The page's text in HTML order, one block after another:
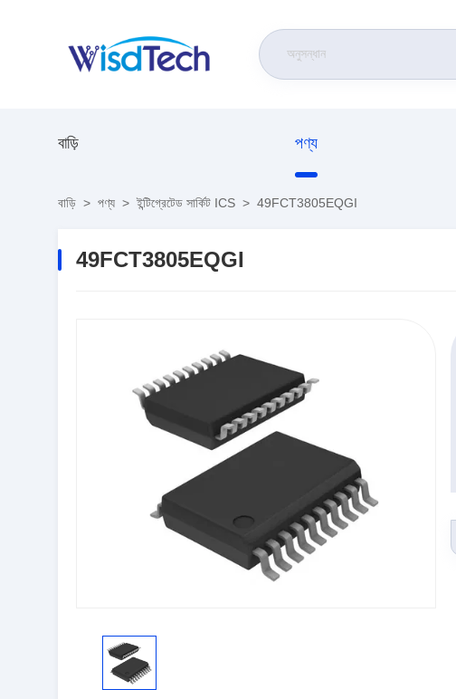
বাড়ি পণ্য
বাড়ি > পণ্য > ইন্টিগ্রেটেড সার্কিট ICS > 49FCT3805EQGI
49FCT3805EQGI